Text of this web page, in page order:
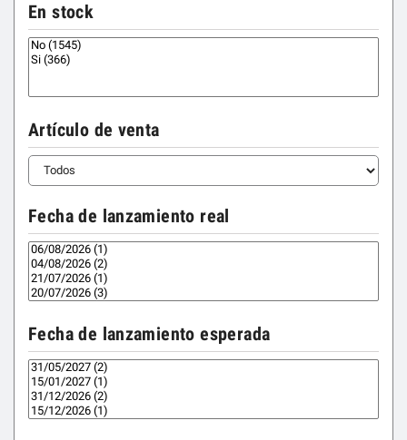
En stock
Artículo de venta
Fecha de lanzamiento real
Fecha de lanzamiento esperada